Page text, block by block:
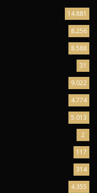
14.881
8.256
8.588
31
9.022
4.774
5.013
2
117
314
4.355